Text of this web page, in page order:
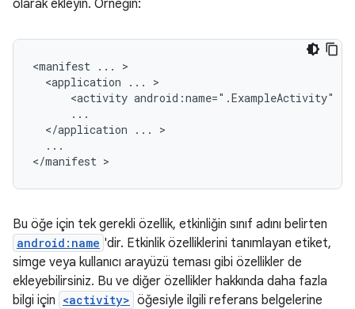
olarak ekleyin. Örneğin:
<manifest ...
<application
...
<activity android:name=".ExampleActivity"
</application
...
...
</manifest
Bu öğe için tek gerekli özellik, etkinliğin sınıf adını belirten
android:name 'dir. Etkinlik özelliklerini tanımlayan etiket,
simge veya kullanıcı arayüzü teması gibi özellikler de
ekleyebilirsiniz. Bu ve diğer özellikler hakkında daha fazla
bilgi için <activity> öğesiyle ilgili referans belgelerine